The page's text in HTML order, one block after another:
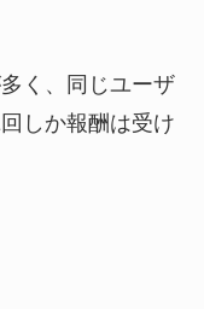
く、同じユーザ
しか報酬は受け